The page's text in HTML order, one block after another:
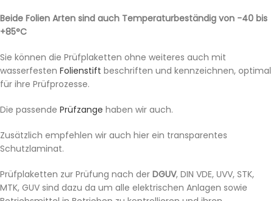
Beide Folien Arten sind auch Temperaturbeständig von -40 bis
+85°C
Sie können die Prüfplaketten ohne weiteres auch mit
wasserfesten Folienstift beschriften und kennzeichnen, optimal
für ihre Prüfprozesse.
Die passende Prüfzange haben wir auch.
Zusätzlich empfehlen wir auch hier ein transparentes
Schutzlaminat.
Prüfplaketten zur Prüfung nach der DGUV, DIN VDE, UVV, STK,
MTK, GUV sind dazu da um alle elektrischen Anlagen sowie